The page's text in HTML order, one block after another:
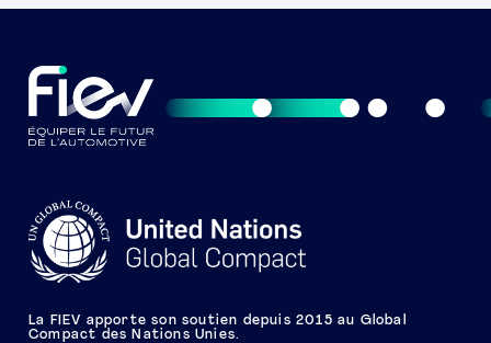
La FIEV apporte son soutien depuis 2015 au Global
Compact des Nations Unies.